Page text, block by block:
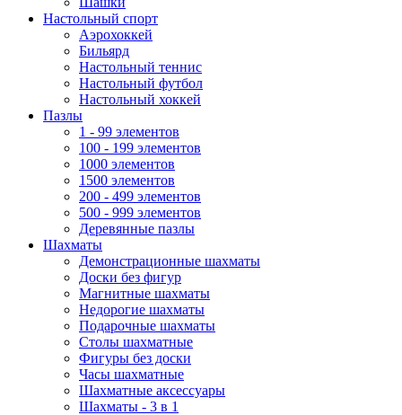
Настольный спорт
Аэрохоккей
Бильярд
Настольный теннис
Настольный футбол
Настольный хоккей
Пазлы
1 - 99 элементов
100 - 199 элементов
1000 элементов
1500 элементов
200 - 499 элементов
500 - 999 элементов
Деревянные пазлы
Шахматы
Демонстрационные шахматы
Доски без фигур
Магнитные шахматы
Недорогие шахматы
Подарочные шахматы
Столы шахматные
Фигуры без доски
Часы шахматные
Шахматные аксессуары
Шахматы - 3 в 1